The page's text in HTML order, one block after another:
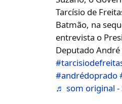
Tarcísio de
Batmão, na
entrevista o
Deputado
#andrédoprado
♬ som original -